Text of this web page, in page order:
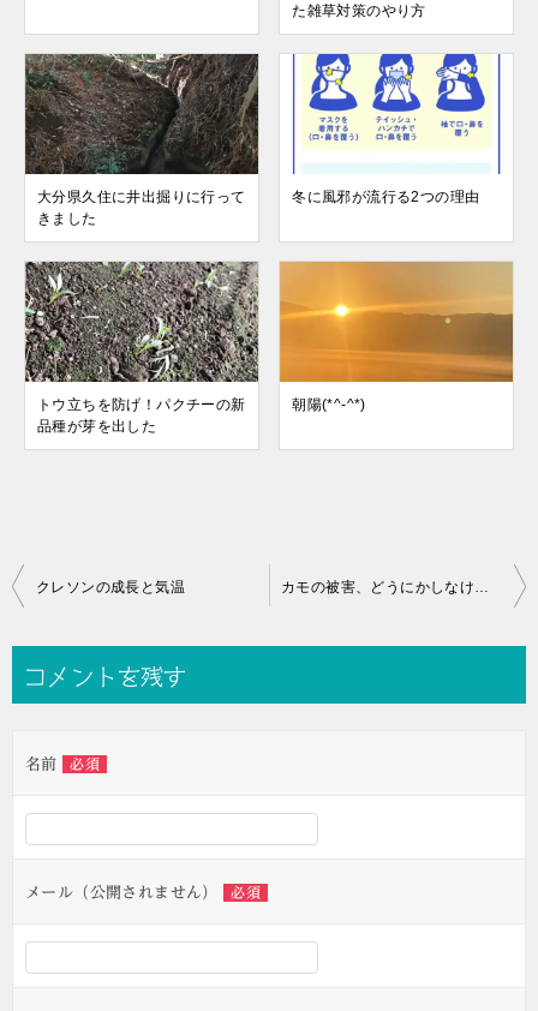
た雑草対策のやり方
大分県久住に井出掘りに行って
きました
冬に風邪が流行る2つの理由
トウ立ちを防げ！パクチーの新
品種が芽を出した
朝陽(*^-^*)
投
ビ
ー
シ
ョ
ン
クレソンの成長と気温 カモの被害、どうにかしなければ
コメントを残す
名前 必須
メール（公開されません） 必須